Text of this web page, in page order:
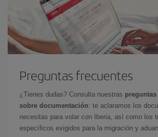
Preguntas frecuentes
¿Tienes dudas? Consulta nuestras
sobre documentación: te aclaramos los
necesitas para volar con Iberia, así como los
específicos exigidos para la migración y